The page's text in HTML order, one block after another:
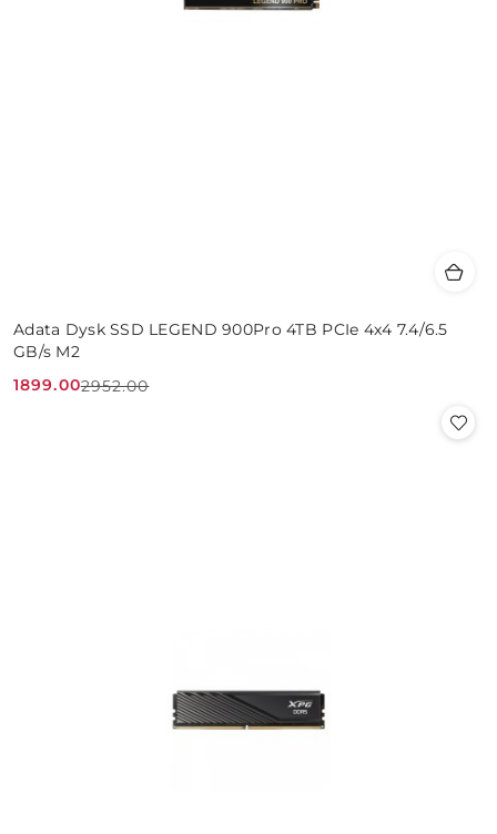
Adata Dysk SSD LEGEND 900Pro 4TB PCIe 4x4 7.4/6.5
GB/s M2
Cena
1899.00
Cena
2952.00